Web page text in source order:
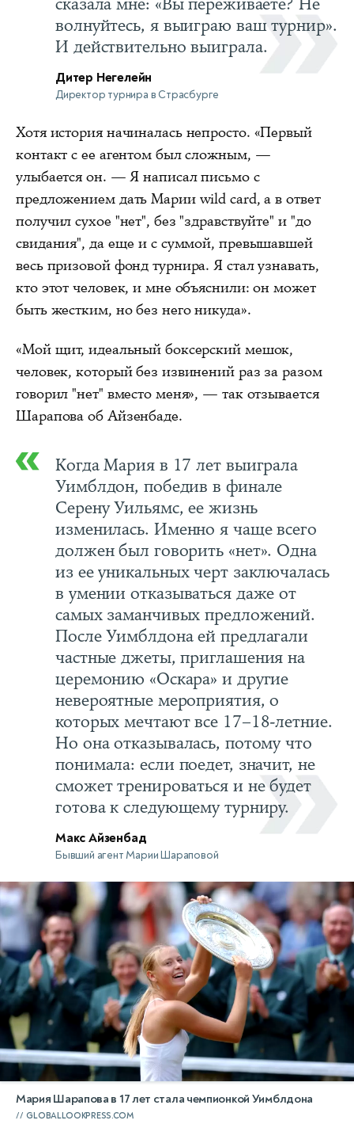
волнуйтесь, я выиграю ваш турнир».
И действительно выиграла.
Дитер Негелейн
Директор турнира в Страсбурге
Хотя история начиналась непросто. «Первый
контакт с ее агентом был сложным, —
улыбается он. — Я написал письмо с
предложением дать Марии wild card, а в ответ
получил сухое "нет", без "здравствуйте" и "до
свидания", да еще и с суммой, превышавшей
весь призовой фонд турнира. Я стал узнавать,
кто этот человек, и мне объяснили: он может
быть жестким, но без него никуда».
«Мой щит, идеальный боксерский мешок,
человек, который без извинений раз за разом
говорил "нет" вместо меня», — так отзывается
Шарапова об Айзенбаде.
Когда Мария в 17 лет выиграла
Уимблдон, победив в финале
Серену Уильямс, ее жизнь
изменилась. Именно я чаще всего
должен был говорить «нет». Одна
из ее уникальных черт заключалась
в умении отказываться даже от
самых заманчивых предложений.
После Уимблдона ей предлагали
частные джеты, приглашения на
церемонию «Оскара» и другие
невероятные мероприятия, о
которых мечтают все 17–18-летние.
Но она отказывалась, потому что
понимала: если поедет, значит, не
сможет тренироваться и не будет
готова к следующему турниру.
Макс Айзенбад
Бывший агент Марии Шараповой
Мария Шарапова в 17 лет стала чемпионкой Уимблдона
GLOBALLOOKPRESS.COM